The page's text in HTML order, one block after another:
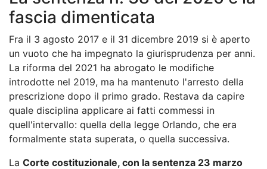
fascia dimenticata
Fra il 3 agosto 2017 e il 31 dicembre 2019 si è aperto
un vuoto che ha impegnato la giurisprudenza per anni.
La riforma del 2021 ha abrogato le modifiche
introdotte nel 2019, ma ha mantenuto l'arresto della
prescrizione dopo il primo grado. Restava da capire
quale disciplina applicare ai fatti commessi in
quell'intervallo: quella della legge Orlando, che era
formalmente stata superata, o quella successiva.
La Corte costituzionale, con la sentenza 23 marzo